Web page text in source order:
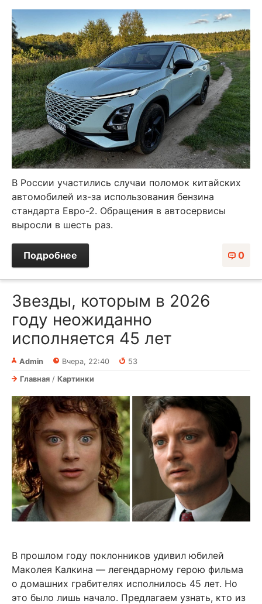
В России участились случаи поломок китайских
автомобилей из-за использования бензина
стандарта Евро-2. Обращения в автосервисы
выросли в шесть раз.
0
Подробнее
Звезды, которым в 2026
году неожиданно
исполняется 45 лет
Admin Вчера, 22:40
53
Главная / Картинки
В прошлом году поклонников удивил юбилей
Маколея Калкина — легендарному герою фильма
о домашних грабителях исполнилось 45 лет. Но
это было лишь начало. Предлагаем узнать, кто из